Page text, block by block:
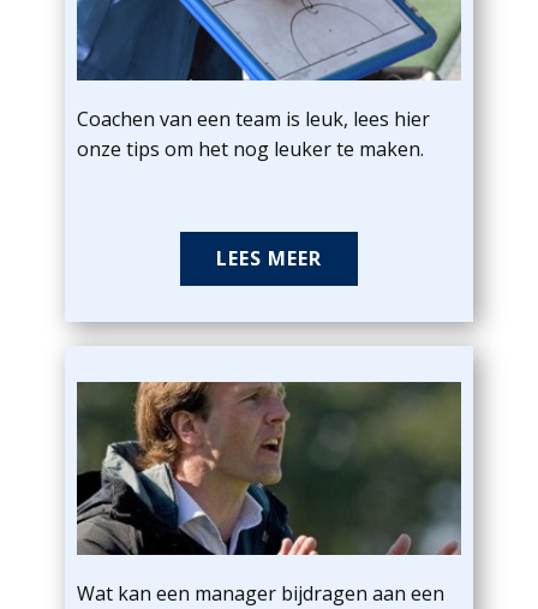
Coachen van een team is leuk, lees hier
onze tips om het nog leuker te maken.
LEES MEER
Wat kan een manager bijdragen aan een